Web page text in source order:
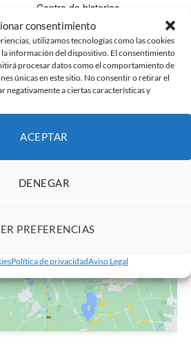
consentimiento
utilizamos tecnologías como las cookies
la información del dispositivo. El consentimiento
procesar datos como el comportamiento de
únicas en este sitio. No consentir o retirar el
negativamente a ciertas características y
ACEPTAR
DENEGAR
PREFERENCIAS
Política de privacidadAviso Legal
Centro de historias
cookies de marketing y